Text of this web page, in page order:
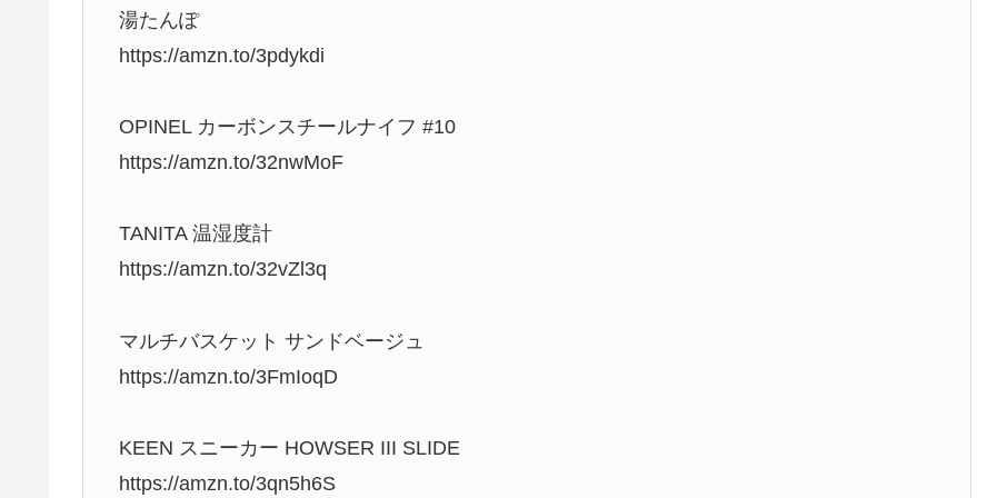
湯たんぽ
https://amzn.to/3pdykdi
OPINEL カーボンスチールナイフ #10
https://amzn.to/32nwMoF
TANITA 温湿度計
https://amzn.to/32vZl3q
マルチバスケット サンドベージュ
https://amzn.to/3FmIoqD
KEEN スニーカー HOWSER III SLIDE
https://amzn.to/3qn5h6S